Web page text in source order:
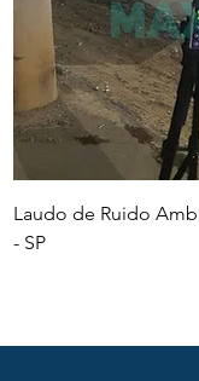
Laudo de Ruido
- SP